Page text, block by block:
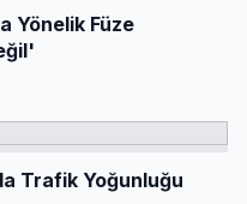
Yönelik Füze
Trafik Yoğunluğu